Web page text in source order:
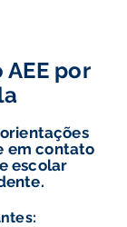
por
em contato
escolar